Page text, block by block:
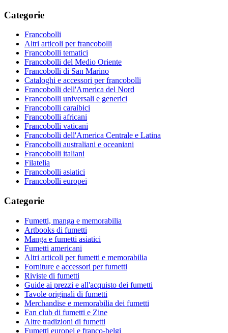
Categorie
Francobolli
Altri articoli per francobolli
Francobolli tematici
Francobolli del Medio Oriente
Francobolli di San Marino
Cataloghi e accessori per francobolli
Francobolli dell'America del Nord
Francobolli universali e generici
Francobolli caraibici
Francobolli africani
Francobolli vaticani
Francobolli dell'America Centrale e Latina
Francobolli australiani e oceaniani
Francobolli italiani
Filatelia
Francobolli asiatici
Francobolli europei
Categorie
Fumetti, manga e memorabilia
Artbooks di fumetti
Manga e fumetti asiatici
Fumetti americani
Altri articoli per fumetti e memorabilia
Forniture e accessori per fumetti
Riviste di fumetti
Guide ai prezzi e all'acquisto dei fumetti
Tavole originali di fumetti
Merchandise e memorabilia dei fumetti
Fan club di fumetti e Zine
Altre tradizioni di fumetti
Fumetti europei e franco-belgi